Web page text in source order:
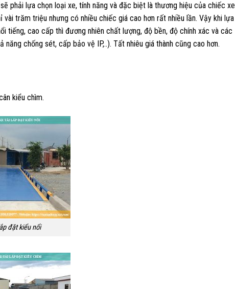
phải lựa chọn loại xe, tính năng và đặc biệt là thương hiệu của chiếc xe
trăm triệu nhưng có nhiều chiếc giá cao hơn rất nhiều lần. Vậy khi lựa
tiếng, cao cấp thì đương nhiên chất lượng, độ bền, độ chính xác và các
chống sét, cấp bảo vệ IP,..). Tất nhiêu giá thành cũng cao hơn.
kiểu chìm.
đặt kiểu nổi